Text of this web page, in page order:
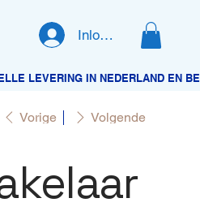
Inloggen
Vorige Volgende